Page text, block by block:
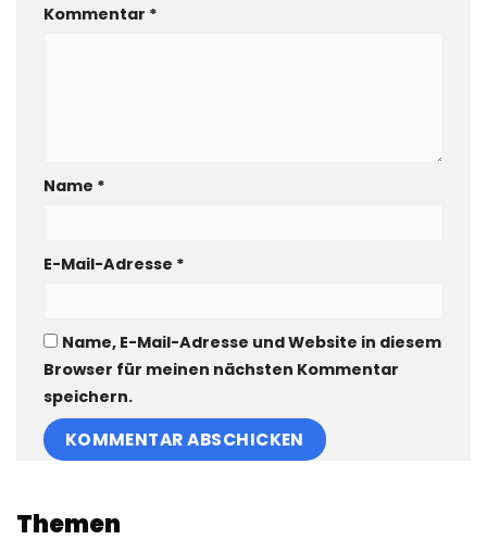
Kommentar *
Name *
E-Mail-Adresse *
Name, E-Mail-Adresse und Website in diesem
Browser für meinen nächsten Kommentar
speichern.
Themen